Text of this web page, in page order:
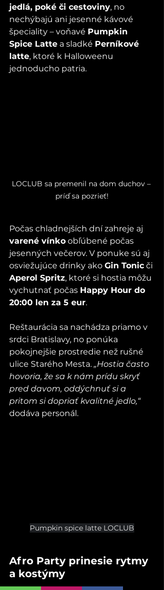
jedlá, poké či cestoviny, no
nechýbajú ani jesenné kávové
špeciality – voňavé Pumpkin
Spice Latte a sladké Perníkové
latte, ktoré k Halloweenu
jednoducho patria.
LOCLUB sa premenil na dom duchov –
príď sa pozrieť!
Počas chladnejších dní zahreje aj
varené vínko obľúbené počas
jesenných večerov. V ponuke sú aj
osviežujúce drinky ako Gin Tonic či
Aperol Spritz, ktoré si hostia môžu
vychutnať počas Happy Hour do
20:00 len za 5 eur.
Reštaurácia sa nachádza priamo v
srdci Bratislavy, no ponúka
pokojnejšie prostredie než rušné
ulice Starého Mesta. „Hostia často
hovoria, že sa k nám prídu skryť
pred davom, oddýchnuť si a
pritom si dopriať kvalitné jedlo,“
dodáva personál.
Pumpkin spice latte LOCLUB
Afro Party prinesie rytmy
a kostýmy